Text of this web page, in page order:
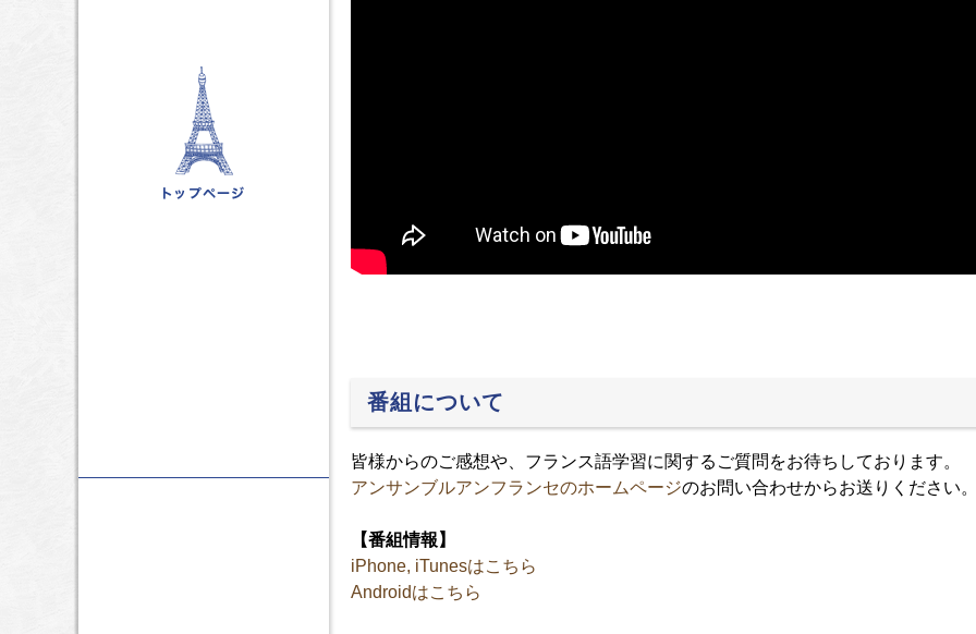
番組について
皆様からのご感想や、フランス語学習に関するご質問をお待ちしております。
アンサンブルアンフランセのホームページのお問い合わせからお送りください
【番組情報】
iPhone, iTunesはこちら
Androidはこちら